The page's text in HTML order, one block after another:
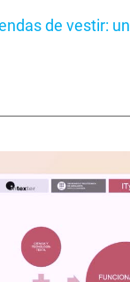
de vestir: un